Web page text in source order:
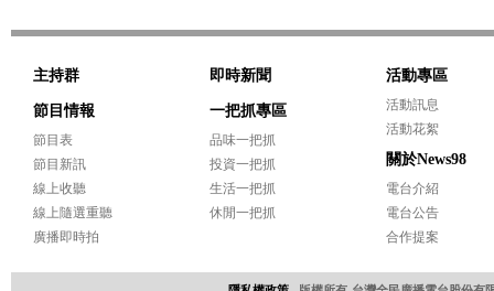
主持群
節目情報
節目表
節目新訊
線上收聽
線上隨選重聽
廣播即時拍
即時新聞
一把抓專區
品味一把抓
投資一把抓
生活一把抓
休閒一把抓
活動專區
活動訊息
活動花絮
關於News98
電台介紹
電台公告
合作提案